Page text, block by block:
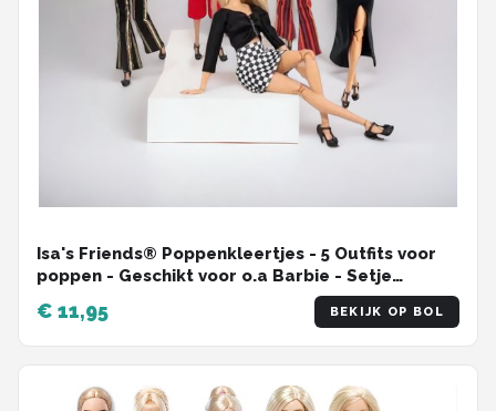
Isa's Friends® Poppenkleertjes - 5 Outfits voor
poppen - Geschikt voor o.a Barbie - Setje
€ 11,95 BEKIJK OP BOL